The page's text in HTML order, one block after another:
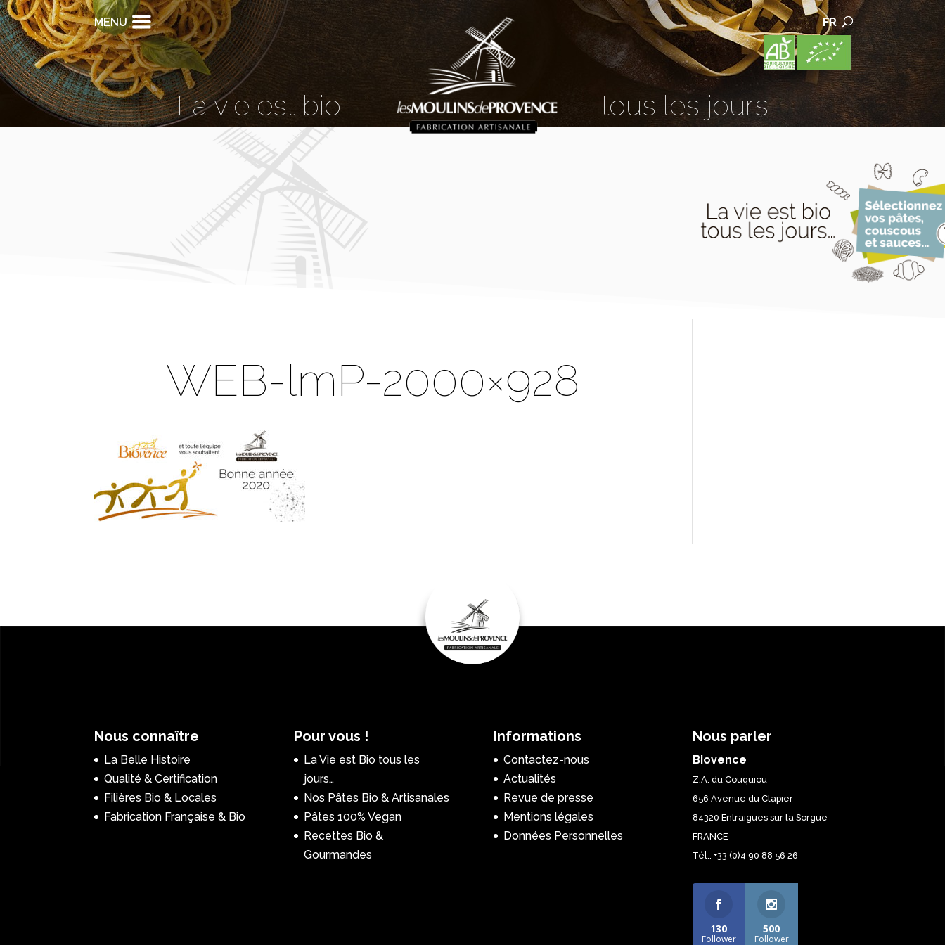
MENU FR
La vie est bio tous les jours
WEB-lmP-2000×928
Nous connaître
La Belle Histoire
Qualité & Certification
Filières Bio & Locales
Fabrication Française & Bio
Pour vous !
La Vie est Bio tous les
jours…
Nos Pâtes Bio & Artisanales
Pâtes 100% Vegan
Recettes Bio &
Gourmandes
Informations
Contactez-nous
Actualités
Revue de presse
Mentions légales
Données Personnelles
Nous parler
Biovence
Z.A. du Couquiou
656 Avenue du Clapier
84320 Entraigues sur la Sorgue
FRANCE
Tél.: +33 (0)4 90 88 56 26
130
Follower
500
Follower